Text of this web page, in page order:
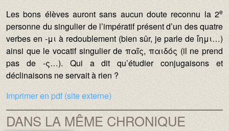
Les bons élèves auront sans aucun doute reconnu la 2e
personne du singulier de l’impératif présent d’un des quatre
verbes en -μι à redoublement (bien sûr, je parle de ἵημι…)
ainsi que le vocatif singulier de παῖς, παιδός (il ne prend
pas de -ς…). Qui a dit qu’étudier conjugaisons et
déclinaisons ne servait à rien ?
Imprimer en pdf (site externe)
DANS LA MÊME CHRONIQUE